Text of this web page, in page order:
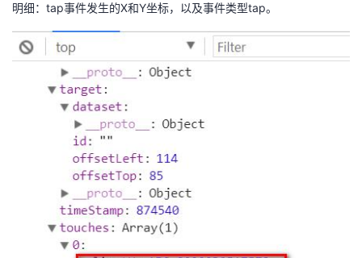
明细：tap事件发生的X和Y坐标，以及事件类型tap。